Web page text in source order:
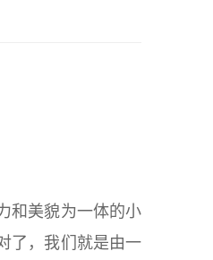
和美貌为一体的小
了，我们就是由一